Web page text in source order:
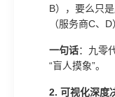
B），要么只
（服务商C、D
一句话：九零
“盲人摸象”。
2. 可视化深度